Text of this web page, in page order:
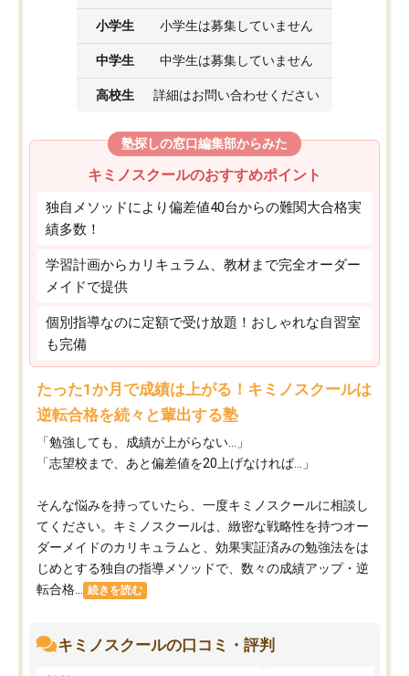
小学生 小学生は募集していません
中学生 中学生は募集していません
高校生 詳細はお問い合わせください
塾探しの窓口編集部からみた
キミノスクールのおすすめポイント
独自メソッドにより偏差値40台からの難関大合格実
績多数！
学習計画からカリキュラム、教材まで完全オーダー
メイドで提供
個別指導なのに定額で受け放題！おしゃれな自習室
も完備
たった1か月で成績は上がる！キミノスクールは
逆転合格を続々と輩出する塾
「勉強しても、成績が上がらない…」
「志望校まで、あと偏差値を20上げなければ…」
そんな悩みを持っていたら、一度キミノスクールに相談し
てください。キミノスクールは、緻密な戦略性を持つオー
ダーメイドのカリキュラムと、効果実証済みの勉強法をは
じめとする独自の指導メソッドで、数々の成績アップ・逆
転合格...
続きを読む
キミノスクールの口コミ・評判